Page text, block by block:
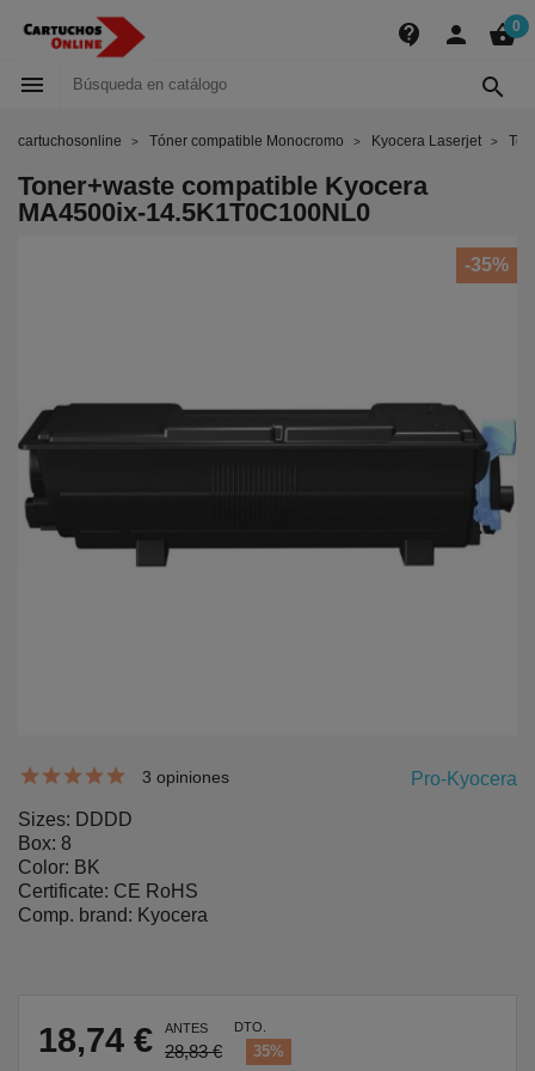
contact_support person shopping_basket0
 
cartuchosonline Tóner compatible Monocromo Kyocera Laserjet
Toner+waste compatible Kyocera
MA4500ix-14.5K1T0C100NL0
-35%
3 opiniones Pro-Kyocera
Sizes: DDDD
Box: 8
Color: BK
Certificate: CE RoHS
Comp. brand: Kyocera
18,74 € ANTES
28,83 €
DTO.
35%